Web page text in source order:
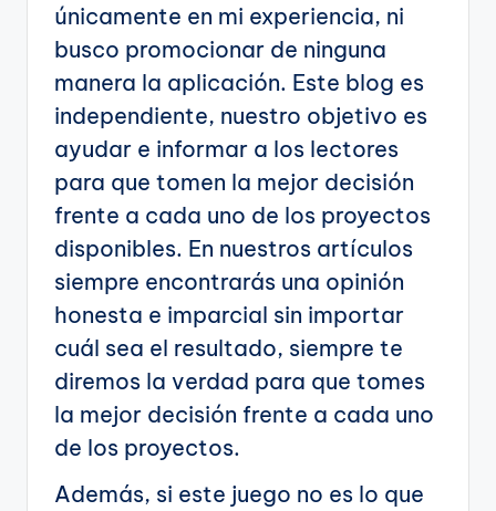
únicamente en mi experiencia, ni
busco promocionar de ninguna
manera la aplicación. Este blog es
independiente, nuestro objetivo es
ayudar e informar a los lectores
para que tomen la mejor decisión
frente a cada uno de los proyectos
disponibles. En nuestros artículos
siempre encontrarás una opinión
honesta e imparcial sin importar
cuál sea el resultado, siempre te
diremos la verdad para que tomes
la mejor decisión frente a cada uno
de los proyectos.
Además, si este juego no es lo que